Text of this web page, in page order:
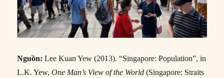
Nguồn: Lee Kuan Yew (2013). “Singapore: Population”, in
L.K. Yew,One Man’s View of the World (Singapore: Straits